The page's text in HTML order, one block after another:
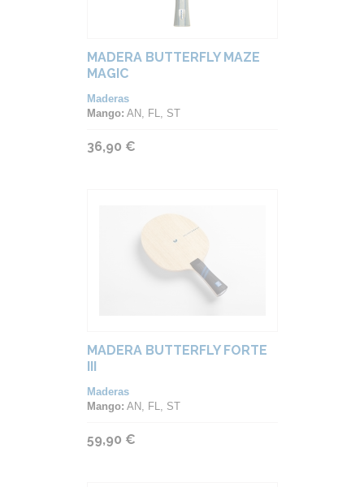
MADERA BUTTERFLY MAZE
MAGIC
Maderas
Mango: AN, FL, ST
36,90 €
MADERA BUTTERFLY FORTE
III
Maderas
Mango: AN, FL, ST
59,90 €